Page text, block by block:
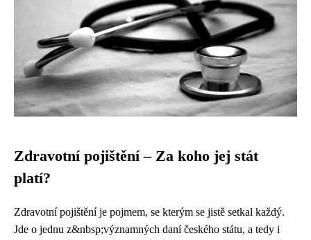
Zdravotní pojištění – Za koho jej stát
platí?
Zdravotní pojištění je pojmem, se kterým se jistě setkal každý.
Jde o jednu z&nbsp;významných daní českého státu, a tedy i